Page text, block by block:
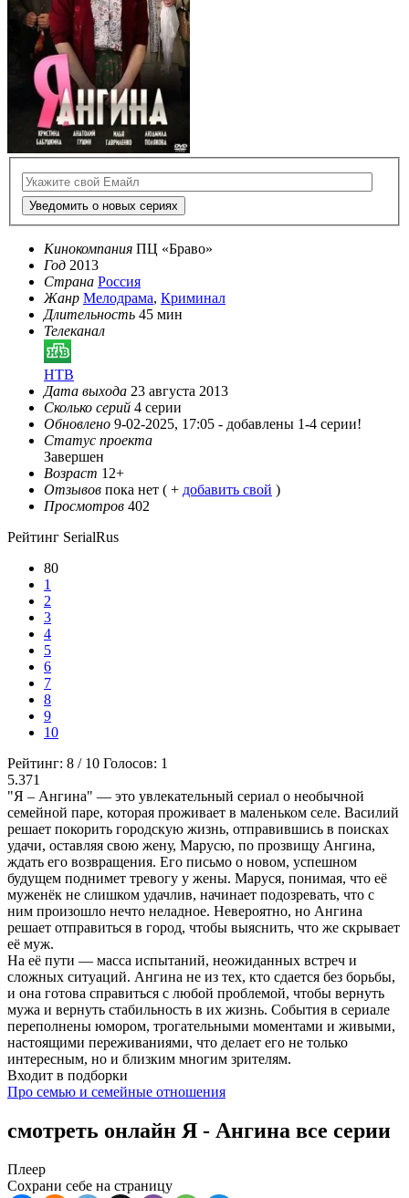
Уведомить о новых сериях
Кинокомпания ПЦ «Браво»
Год 2013
Страна Россия
Жанр Мелодрама, Криминал
Длительность 45 мин
Телеканал
НТВ
Дата выхода 23 августа 2013
Сколько серий 4 серии
Обновлено 9-02-2025, 17:05 - добавлены 1-4 серии!
Статус проекта
Завершен
Возраст 12+
Отзывов пока нет ( + добавить свой )
Просмотров 402
Рейтинг SerialRus
80
1
2
3
4
5
6
7
8
9
10
Рейтинг: 8 / 10 Голосов: 1
5.371
"Я – Ангина" — это увлекательный сериал о необычной
семейной паре, которая проживает в маленьком селе. Василий
решает покорить городскую жизнь, отправившись в поисках
удачи, оставляя свою жену, Марусю, по прозвищу Ангина,
ждать его возвращения. Его письмо о новом, успешном
будущем поднимет тревогу у жены. Маруся, понимая, что её
муженёк не слишком удачлив, начинает подозревать, что с
ним произошло нечто неладное. Невероятно, но Ангина
решает отправиться в город, чтобы выяснить, что же скрывает
её муж.
На её пути — масса испытаний, неожиданных встреч и
сложных ситуаций. Ангина не из тех, кто сдается без борьбы,
и она готова справиться с любой проблемой, чтобы вернуть
мужа и вернуть стабильность в их жизнь. События в сериале
переполнены юмором, трогательными моментами и живыми,
настоящими переживаниями, что делает его не только
интересным, но и близким многим зрителям.
Входит в подборки
Про семью и семейные отношения
смотреть онлайн Я - Ангина все серии
Плеер
Сохрани себе на страницу